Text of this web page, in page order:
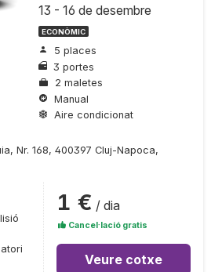
13 - 16 de desembre
ECONÒMIC
5 places
3 portes
2 maletes
Manual
Aire condicionat
Nr. 168, 400397 Cluj-Napoca,
1 € / dia
Cancel·lació gratis
Veure cotxe